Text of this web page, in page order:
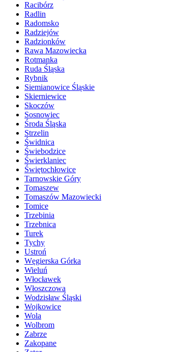
Racibórz
Radlin
Radomsko
Radziejów
Radzionków
Rawa Mazowiecka
Rotmanka
Ruda Śląska
Rybnik
Siemianowice Śląskie
Skierniewice
Skoczów
Sosnowiec
Środa Śląska
Strzelin
Świdnica
Świebodzice
Świerklaniec
Świętochłowice
Tarnowskie Góry
Tomaszew
Tomaszów Mazowiecki
Tomice
Trzebinia
Trzebnica
Turek
Tychy
Ustroń
Węgierska Górka
Wieluń
Włocławek
Włoszczowa
Wodzisław Śląski
Wojkowice
Wola
Wolbrom
Zabrze
Zakopane